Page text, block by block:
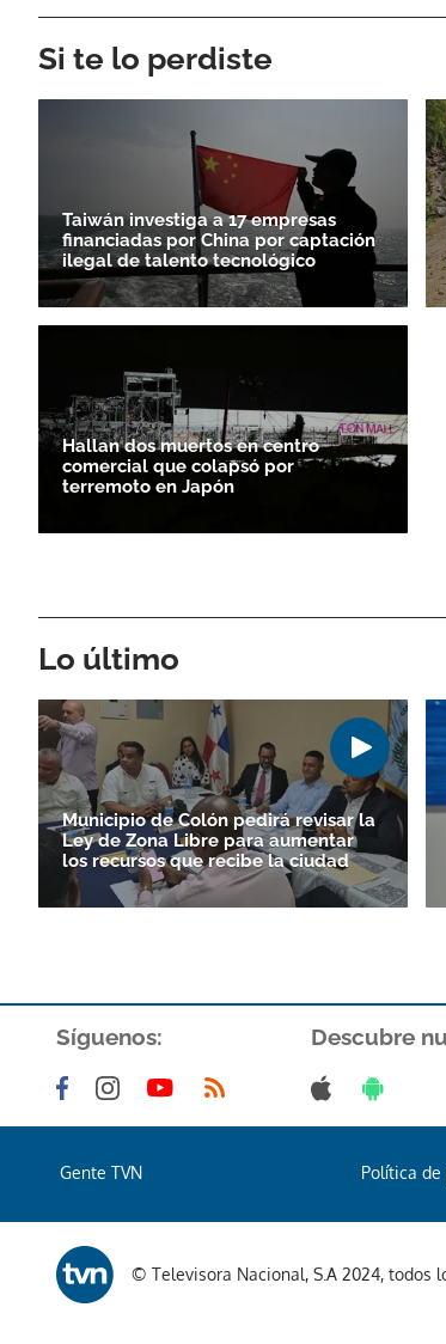
Si te lo perdiste
Taiwán investiga a 17 empresas
financiadas por China por captación
ilegal de talento tecnológico
Hallan dos muertos en centro
comercial que colapsó por
terremoto en Japón
Lo último
Municipio de Colón pedirá revisar la
Ley de Zona Libre para aumentar
los recursos que recibe la ciudad
Síguenos: Descubre
Gente TVN Política
© Televisora Nacional, S.A 2024, todos